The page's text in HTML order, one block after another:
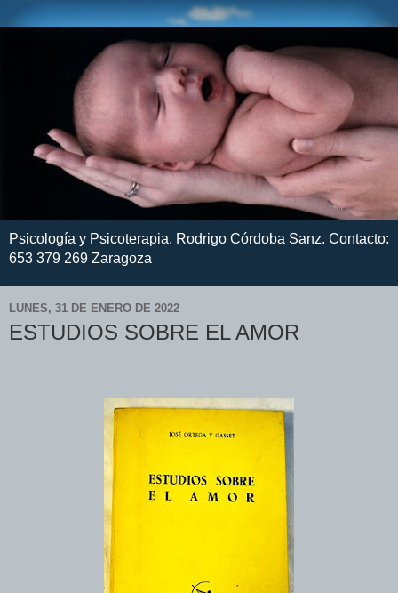
Psicología y Psicoterapia. Rodrigo Córdoba Sanz. Contacto:
653 379 269 Zaragoza
LUNES, 31 DE ENERO DE 2022
ESTUDIOS SOBRE EL AMOR